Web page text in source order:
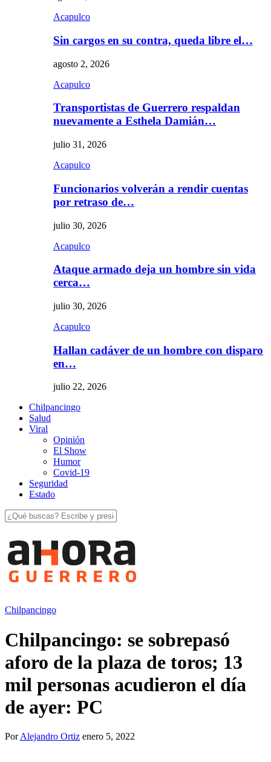
Acapulco
Sin cargos en su contra, queda libre el…
agosto 2, 2026
Acapulco
Transportistas de Guerrero respaldan
nuevamente a Esthela Damián…
julio 31, 2026
Acapulco
Funcionarios volverán a rendir cuentas
por retraso de…
julio 30, 2026
Acapulco
Ataque armado deja un hombre sin vida
cerca…
julio 30, 2026
Acapulco
Hallan cadáver de un hombre con disparo
en…
julio 22, 2026
Chilpancingo
Salud
Viral
Opinión
El Show
Humor
Covid-19
Seguridad
Estado
Chilpancingo
Chilpancingo: se sobrepasó
aforo de la plaza de toros; 13
mil personas acudieron el día
de ayer: PC
PorAlejandro Ortiz enero 5, 2022